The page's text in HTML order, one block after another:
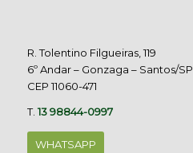
R. Tolentino Filgueiras, 119
6º Andar – Gonzaga – Santos/SP
CEP 11060-471
T.13 98844-0997
WHATSAPP